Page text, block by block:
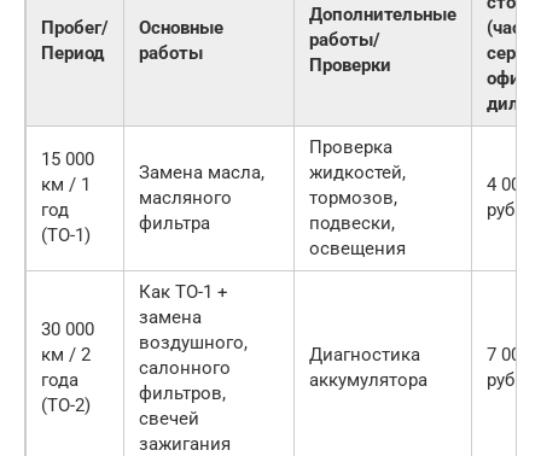
Пробег/
Период
Основные
работы
Дополнительные
работы/
Проверки
15 000
км / 1
год
(ТО-1)
Замена масла,
масляного
фильтра
Проверка
жидкостей,
тормозов,
подвески,
освещения
4 000
руб.
30 000
км / 2
года
(ТО-2)
Как ТО-1 +
замена
воздушного,
салонного
фильтров,
свечей
зажигания
Диагностика
аккумулятора
7 000
руб.